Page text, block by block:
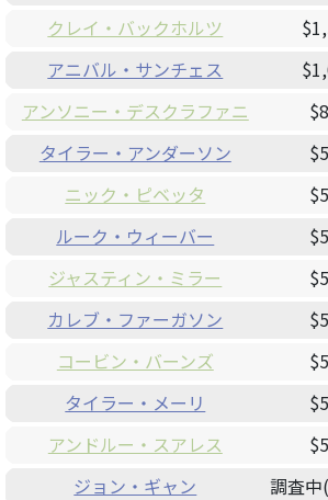
クレイ・バックホルツ
アニバル・サンチェス
アンソニー・デスクラファニ
タイラー・アンダーソン
ニック・ピベッタ
ルーク・ウィーバー
ジャスティン・ミラー
カレブ・ファーガソン
コービン・バーンズ
タイラー・メーリ
アンドルー・スアレス
ジョン・ギャン
調査